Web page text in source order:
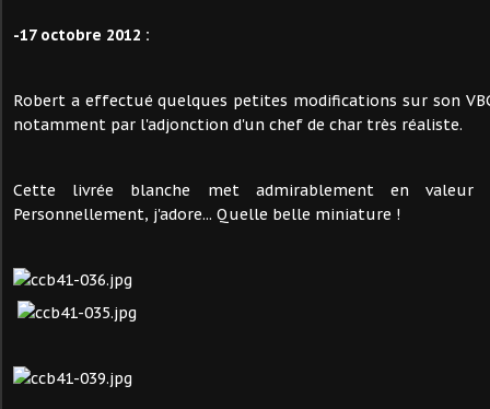
-17 octobre 2012 :
Robert a effectué quelques petites modifications sur son
notamment par l'adjonction d'un chef de char très réaliste.
Cette livrée blanche met admirablement en valeur
Personnellement, j'adore... Quelle belle miniature !